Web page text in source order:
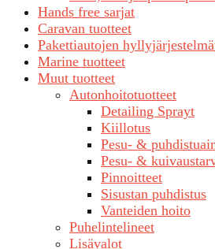
Hands free sarjat
Caravan tuotteet
Pakettiautojen
Marine tuotteet
Muut tuotteet
Autonhoitotuotteet
Detailing Sprayt
Kiillotus
Pesu- &
Pesu- &
Pinnoitteet
Sisustan puhdistus
Vanteiden hoito
Puhelintelineet
Lisävalot